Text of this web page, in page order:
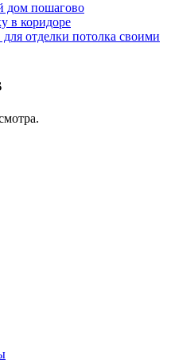
дом пошагово
в коридоре
отделки потолка своими